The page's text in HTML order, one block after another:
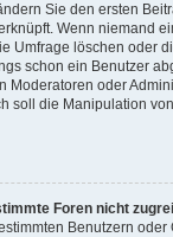
Sie den ersten
Wenn niemand
Umfrage löschen oder
schon ein Benutzer
Moderatoren oder
soll die Manipulation
Foren nicht
Benutzern